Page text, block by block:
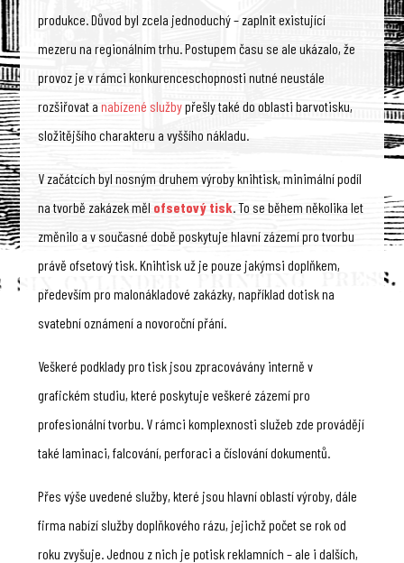
produkce. Důvod byl zcela jednoduchý – zaplnit existující
mezeru na regionálním trhu. Postupem času se ale ukázalo, že
provoz je v rámci konkurenceschopnosti nutné neustále
rozšiřovat anabízené službypřešly také do oblasti barvotisku,
složitějšího charakteru a vyššího nákladu.
V začátcích byl nosným druhem výroby knihtisk, minimální podíl
na tvorbě zakázek měl ofsetový tisk. To se během několika let
změnilo a v současné době poskytuje hlavní zázemí pro tvorbu
právě ofsetový tisk. Knihtisk už je pouze jakýmsi doplňkem,
především pro malonákladové zakázky, například dotisk na
svatební oznámení a novoroční přání.
Veškeré podklady pro tisk jsou zpracovávány interně v
grafickém studiu, které poskytuje veškeré zázemí pro
profesionální tvorbu. V rámci komplexnosti služeb zde provádějí
také laminaci, falcování, perforaci a číslování dokumentů.
Přes výše uvedené služby, které jsou hlavní oblastí výroby, dále
firma nabízí služby doplňkového rázu, jejichž počet se rok od
roku zvyšuje. Jednou z nich je potisk reklamních – ale i dalších,